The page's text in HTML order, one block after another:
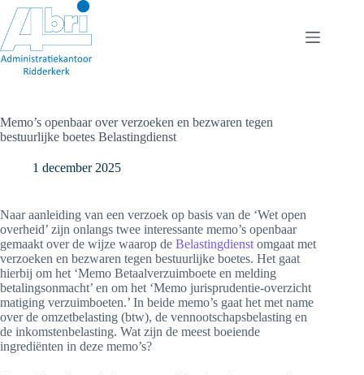
naar
de
inhoud
Memo’s openbaar over verzoeken en bezwaren tegen
bestuurlijke boetes Belastingdienst
1 december 2025
Naar aanleiding van een verzoek op basis van de ‘Wet open
overheid’ zijn onlangs twee interessante memo’s openbaar
gemaakt over de wijze waarop de Belastingdienst omgaat met
verzoeken en bezwaren tegen bestuurlijke boetes. Het gaat
hierbij om het ‘Memo Betaalverzuimboete en melding
betalingsonmacht’ en om het ‘Memo jurisprudentie-overzicht
matiging verzuimboeten.’ In beide memo’s gaat het met name
over de omzetbelasting (btw), de vennootschapsbelasting en
de inkomstenbelasting. Wat zijn de meest boeiende
ingrediënten in deze memo’s?